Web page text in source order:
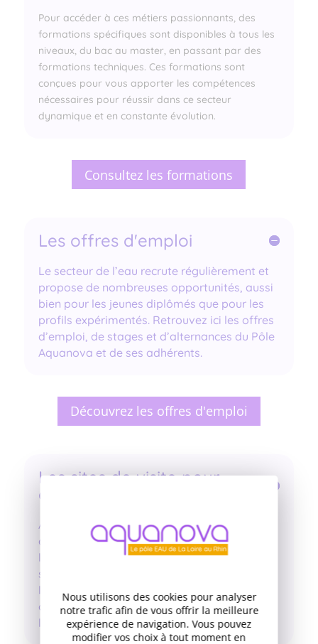
Pour accéder à ces métiers passionnants, des
formations spécifiques sont disponibles à tous les
niveaux, du bac au master, en passant par des
formations techniques. Ces formations sont
conçues pour vous apporter les compétences
nécessaires pour réussir dans ce secteur
dynamique et en constante évolution.
Consultez les formations
Les offres d'emploi
Le secteur de l’eau recrute régulièrement et
propose de nombreuses opportunités, aussi
bien pour les jeunes diplômés que pour les
profils expérimentés. Retrouvez ici les offres
d’emploi, de stages et d’alternances du Pôle
Aquanova et de ses adhérents.
Découvrez les offres d'emploi
Les sites de visite pour
étudiants et scolaires
Afin de mieux comprendre les métiers et les
enjeux de l’eau, de nombreux sites ouvrent
leurs portes aux étudiants et scolaires :
stations d’épuration, usines de fabrication,
laboratoires… Ces visitent constituent une
occasion unique de découvrir concrètement
les métiers de la filière.
Nous utilisons des cookies pour analyser
notre trafic afin de vous offrir la meilleure
expérience de navigation. Vous pouvez
modifier vos choix à tout moment en